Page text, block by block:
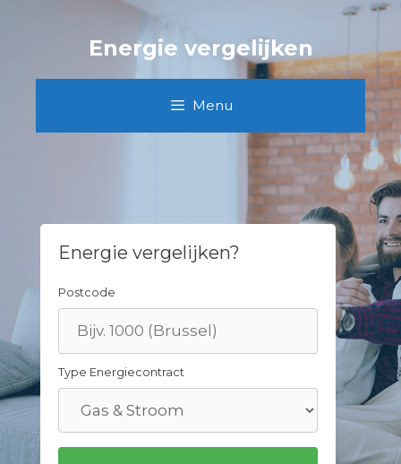
Energie vergelijken
Menu
Energie vergelijken?
Postcode
Type Energiecontract